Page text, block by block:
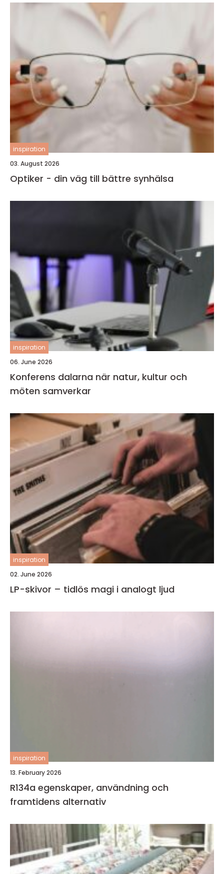
inspiration
03. August 2026
Optiker - din väg till bättre synhälsa
inspiration
06. June 2026
Konferens dalarna när natur, kultur och
möten samverkar
inspiration
02. June 2026
LP-skivor – tidlös magi i analogt ljud
inspiration
13. February 2026
R134a egenskaper, användning och
framtidens alternativ